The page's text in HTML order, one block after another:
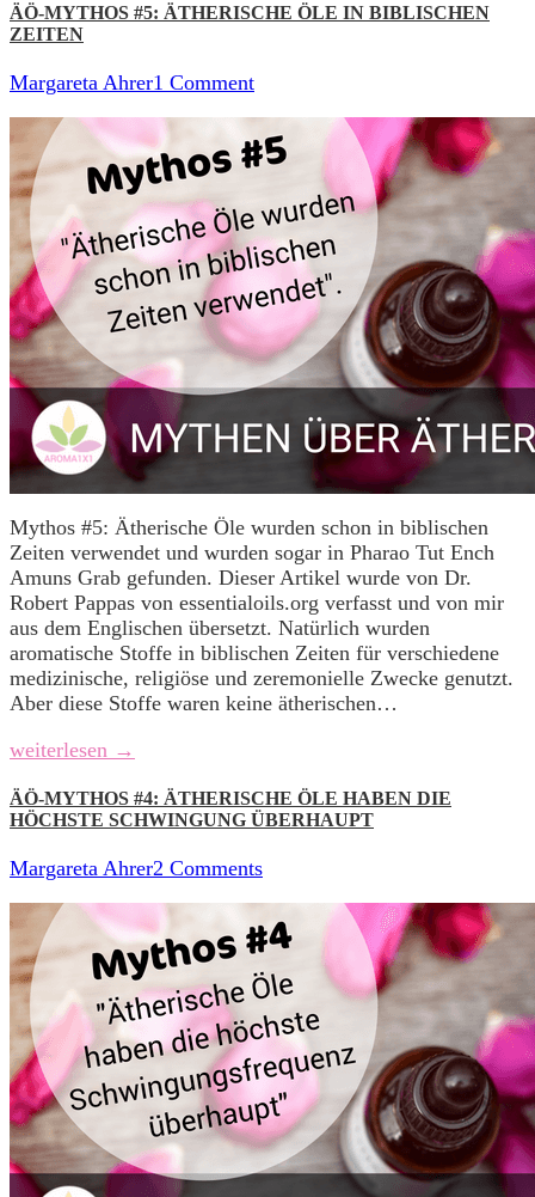
ÄÖ-MYTHOS #5: ÄTHERISCHE ÖLE IN BIBLISCHEN
ZEITEN
Margareta Ahrer1 Comment
Mythos #5: Ätherische Öle wurden schon in biblischen
Zeiten verwendet und wurden sogar in Pharao Tut Ench
Amuns Grab gefunden. Dieser Artikel wurde von Dr.
Robert Pappas von essentialoils.org verfasst und von mir
aus dem Englischen übersetzt. Natürlich wurden
aromatische Stoffe in biblischen Zeiten für verschiedene
medizinische, religiöse und zeremonielle Zwecke genutzt.
Aber diese Stoffe waren keine ätherischen…
weiterlesen →
ÄÖ-MYTHOS #4: ÄTHERISCHE ÖLE HABEN DIE
HÖCHSTE SCHWINGUNG ÜBERHAUPT
Margareta Ahrer2 Comments